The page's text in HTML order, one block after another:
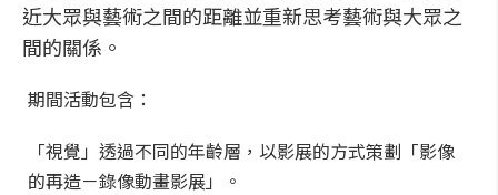
近大眾與藝術之間的距離並重新思考藝術與大眾之
間的關係。
期間活動包含：
「視覺」透過不同的年齡層，以影展的方式策劃「影像
的再造－錄像動畫影展」。